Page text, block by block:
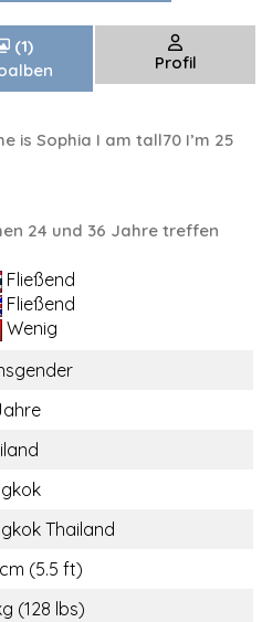
(1)
Profil
is Sophia I am tall70 I’m 25
24 und 36 Jahre treffen
Fließend
Fließend
Wenig
Thailand
(5.5 ft)
(128 lbs)